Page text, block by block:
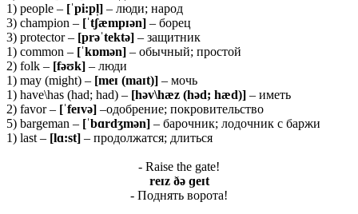
1) people – [ˈpi:pl̩] – люди; народ
3) champion – [ˈtʃæmpɪən] – борец
3) protector – [prəˈtektə] – защитник
1) common – [ˈkɒmən] – обычный; простой
2) folk – [fəʊk] – люди
1) may (might) – [meɪ (maɪt)] – мочь
1) have\has (had; had) – [həv\hæz (həd; hæd)] – иметь
2) favor – [ˈfeɪvə] –одобрение; покровительство
5) bargeman – [ˈbɑrdʒmən] – барочник; лодочник с баржи
1) last – [lɑ:st] – продолжатся; длиться
- Raise the gate!
reɪz ðə ɡeɪt
- Поднять ворота!